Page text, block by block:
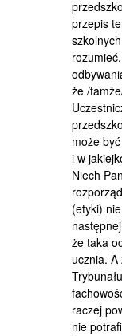
przepis
że /
może
i w
Niech
(etyki)
że taka
ucznia.
raczej
nie